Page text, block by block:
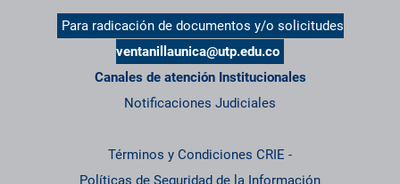
Para radicación de documentos y/o solicitudes
ventanillaunica@utp.edu.co
Canales de atención Institucionales
Notificaciones Judiciales
Términos y Condiciones CRIE -